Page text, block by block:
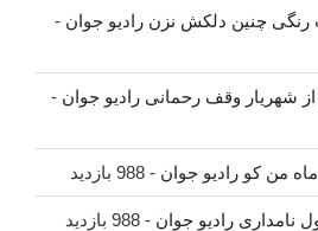
رنگی چنین دلکش نزن رادیو جوان -
از شهریار وقف رحمانی رادیو جوان -
من کو رادیو جوان - 988 بازدید
نامداری رادیو جوان - 988 بازدید